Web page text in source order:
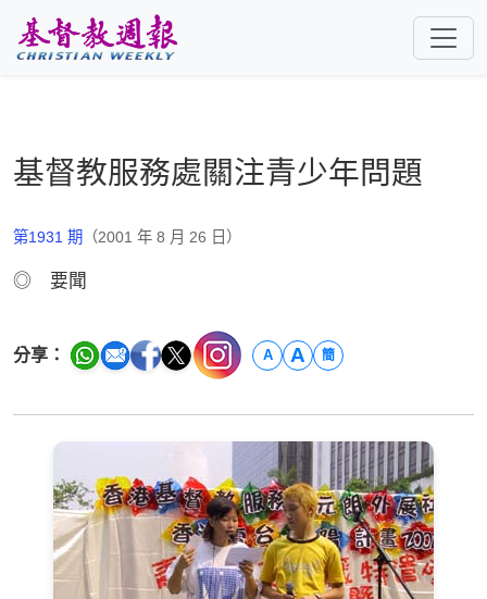
基督教服務處關注青少年問題
第1931 期 （2001 年 8 月 26 日）
◎ 要聞
分享： A A 簡